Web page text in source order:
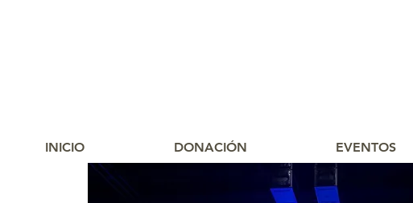
INICIO DONACIÓN EVENTOS